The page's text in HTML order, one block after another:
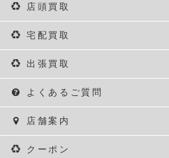
店頭買取
宅配買取
出張買取
よくあるご質問
店舗案内
クーポン